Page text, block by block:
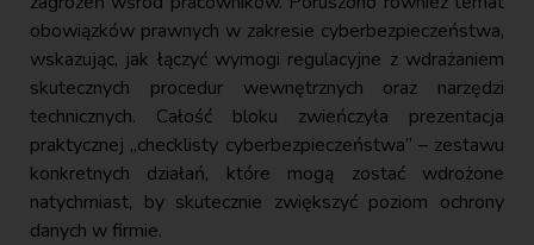
obowiązków prawnych w zakresie cyberbezpieczeństwa,
wskazując, jak łączyć wymogi regulacyjne z wdrażaniem
skutecznych procedur wewnętrznych oraz narzędzi
technicznych. Całość bloku zwieńczyła prezentacja
praktycznej „checklisty cyberbezpieczeństwa” – zestawu
konkretnych działań, które mogą zostać wdrożone
natychmiast, by skutecznie zwiększyć poziom ochrony
danych w firmie.